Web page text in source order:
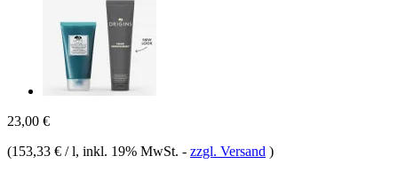
23,00 €
(153,33 € / l, inkl. 19% MwSt. - zzgl. Versand )